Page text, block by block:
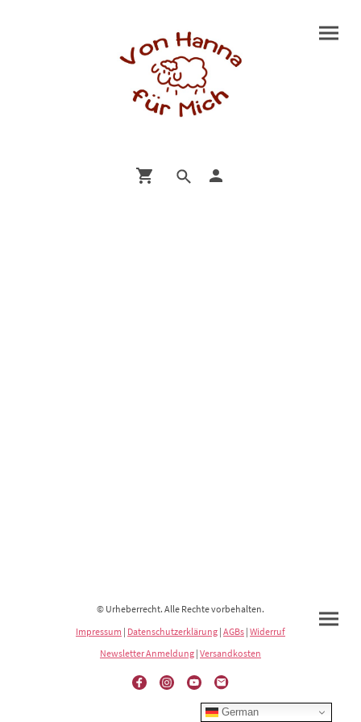
© Urheberrecht. Alle Rechte vorbehalten.
Impressum | Datenschutzerklärung | AGBs | Widerruf
Newsletter Anmeldung | Versandkosten
German